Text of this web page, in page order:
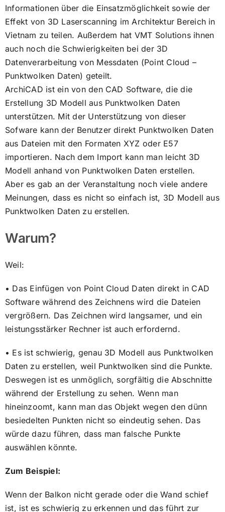
Informationen über die Einsatzmöglichkeit sowie der
Effekt von 3D Laserscanning im Architektur Bereich in
Vietnam zu teilen. Außerdem hat VMT Solutions ihnen
auch noch die Schwierigkeiten bei der 3D
Datenverarbeitung von Messdaten (Point Cloud –
Punktwolken Daten) geteilt.
ArchiCAD ist ein von den CAD Software, die die
Erstellung 3D Modell aus Punktwolken Daten
unterstützen. Mit der Unterstützung von dieser
Sofware kann der Benutzer direkt Punktwolken Daten
aus Dateien mit den Formaten XYZ oder E57
importieren. Nach dem Import kann man leicht 3D
Modell anhand von Punktwolken Daten erstellen.
Aber es gab an der Veranstaltung noch viele andere
Meinungen, dass es nicht so einfach ist, 3D Modell aus
Punktwolken Daten zu erstellen.
Warum?
Weil:
• Das Einfügen von Point Cloud Daten direkt in CAD
Software während des Zeichnens wird die Dateien
vergrößern. Das Zeichnen wird langsamer, und ein
leistungsstärker Rechner ist auch erfordernd.
• Es ist schwierig, genau 3D Modell aus Punktwolken
Daten zu erstellen, weil Punktwolken sind die Punkte.
Deswegen ist es unmöglich, sorgfältig die Abschnitte
während der Erstellung zu sehen. Wenn man
hineinzoomt, kann man das Objekt wegen den dünn
besiedelten Punkten nicht so eindeutig sehen. Das
würde dazu führen, dass man falsche Punkte
auswählen könnte.
Zum Beispiel:
Wenn der Balkon nicht gerade oder die Wand schief
ist, ist es schwierig zu erkennen und das führt zur